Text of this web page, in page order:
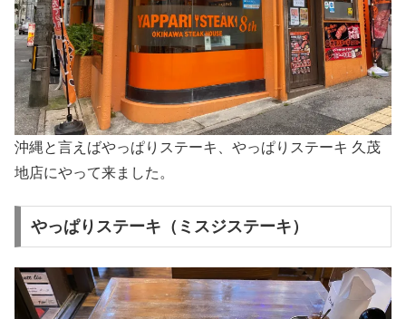
沖縄と言えばやっぱりステーキ、やっぱりステーキ 久茂
地店にやって来ました。
やっぱりステーキ（ミスジステーキ）